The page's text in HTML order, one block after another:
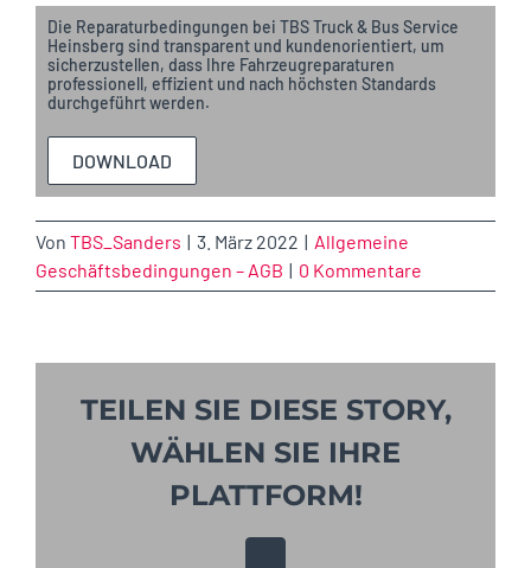
Die Reparaturbedingungen bei TBS Truck & Bus Service
Heinsberg sind transparent und kundenorientiert, um
sicherzustellen, dass Ihre Fahrzeugreparaturen
professionell, effizient und nach höchsten Standards
durchgeführt werden.
DOWNLOAD
Von TBS_Sanders | 3. März 2022 | Allgemeine
Geschäftsbedingungen – AGB | 0 Kommentare
TEILEN SIE DIESE STORY,
WÄHLEN SIE IHRE
PLATTFORM!